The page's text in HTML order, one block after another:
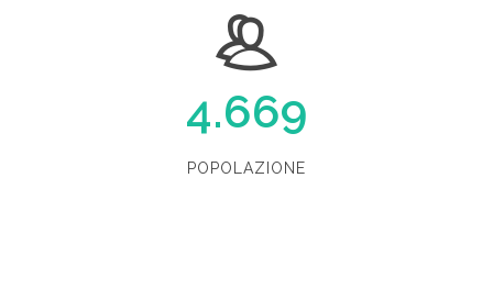
4.669
POPOLAZIONE